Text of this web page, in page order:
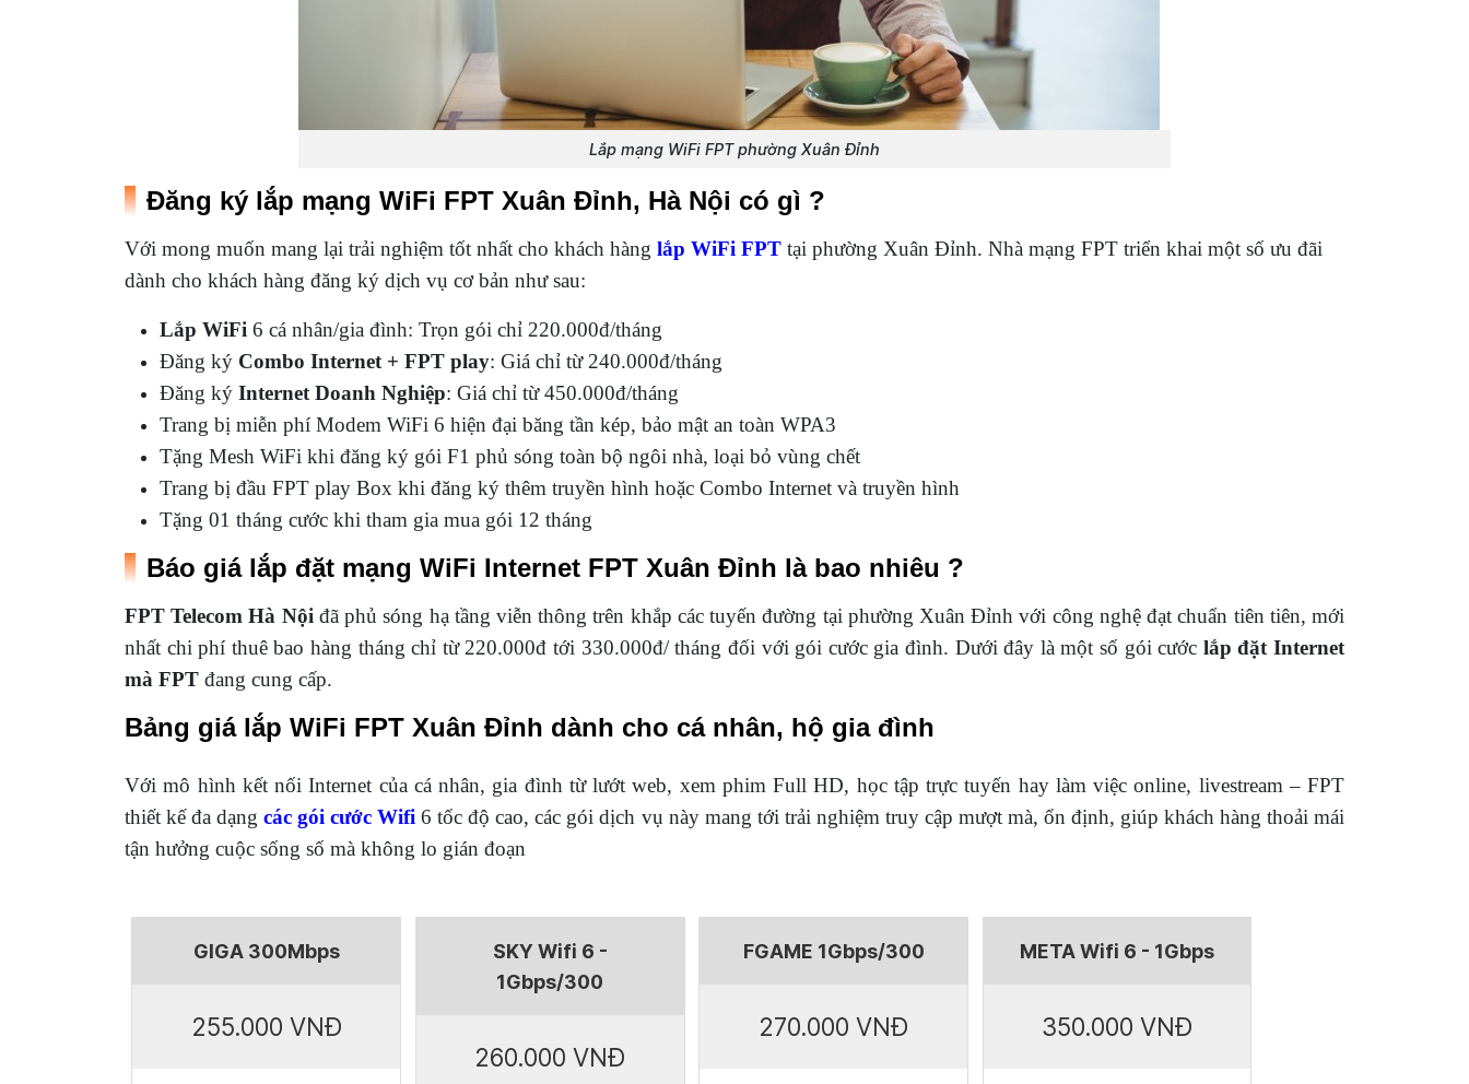
Lắp mạng WiFi FPT phường Xuân Đỉnh
Đăng ký lắp mạng WiFi FPT Xuân Đỉnh, Hà Nội có gì ?
Với mong muốn mang lại trải nghiệm tốt nhất cho khách hàng lắp WiFi FPT tại phường Xuân Đỉnh. Nhà mạng FPT triển khai một số ưu đãi
dành cho khách hàng đăng ký dịch vụ cơ bản như sau:
Lắp WiFi 6 cá nhân/gia đình: Trọn gói chỉ 220.000đ/tháng
Đăng ký Combo Internet + FPT play: Giá chỉ từ 240.000đ/tháng
Đăng ký Internet Doanh Nghiệp: Giá chỉ từ 450.000đ/tháng
Trang bị miễn phí Modem WiFi 6 hiện đại băng tần kép, bảo mật an toàn WPA3
Tặng Mesh WiFi khi đăng ký gói F1 phủ sóng toàn bộ ngôi nhà, loại bỏ vùng chết
Trang bị đầu FPT play Box khi đăng ký thêm truyền hình hoặc Combo Internet và truyền hình
Tặng 01 tháng cước khi tham gia mua gói 12 tháng
Báo giá lắp đặt mạng WiFi Internet FPT Xuân Đỉnh là bao nhiêu ?
FPT Telecom Hà Nội đã phủ sóng hạ tầng viễn thông trên khắp các tuyến đường tại phường Xuân Đỉnh với công nghệ đạt chuẩn tiên tiên, mới
nhất chi phí thuê bao hàng tháng chỉ từ 220.000đ tới 330.000đ/ tháng đối với gói cước gia đình. Dưới đây là một số gói cước lắp đặt Internet
mà FPT đang cung cấp.
Bảng giá lắp WiFi FPT Xuân Đỉnh dành cho cá nhân, hộ gia đình
Với mô hình kết nối Internet của cá nhân, gia đình từ lướt web, xem phim Full HD, học tập trực tuyến hay làm việc online, livestream – FPT
thiết kế đa dạngcác gói cước Wifi 6 tốc độ cao, các gói dịch vụ này mang tới trải nghiệm truy cập mượt mà, ổn định, giúp khách hàng thoải mái
tận hưởng cuộc sống số mà không lo gián đoạn
GIGA 300Mbps
255.000 VNĐ
SKY Wifi 6 -
1Gbps/300
260.000 VNĐ
FGAME 1Gbps/300
270.000 VNĐ
META Wifi 6 - 1Gbps
350.000 VNĐ